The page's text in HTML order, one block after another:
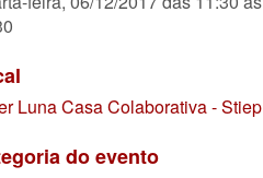
Luna Casa Colaborativa - Stiep
do evento